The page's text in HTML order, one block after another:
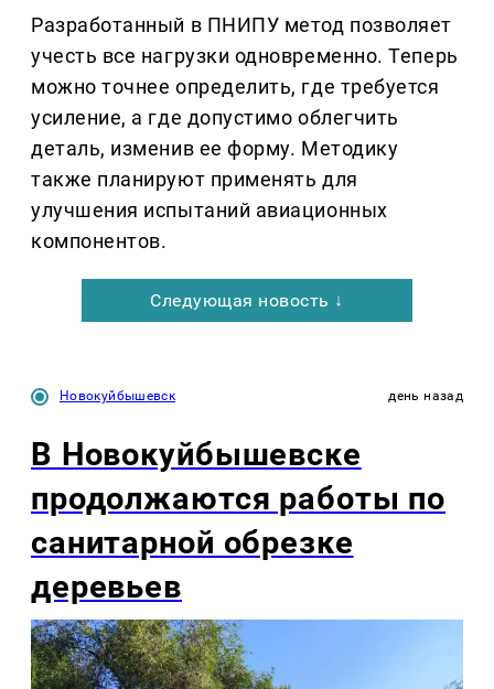
Разработанный в ПНИПУ метод позволяет
учесть все нагрузки одновременно. Теперь
можно точнее определить, где требуется
усиление, а где допустимо облегчить
деталь, изменив ее форму. Методику
также планируют применять для
улучшения испытаний авиационных
компонентов.
Следующая новость ↓
Новокуйбышевск день назад
В Новокуйбышевске
продолжаются работы по
санитарной обрезке
деревьев